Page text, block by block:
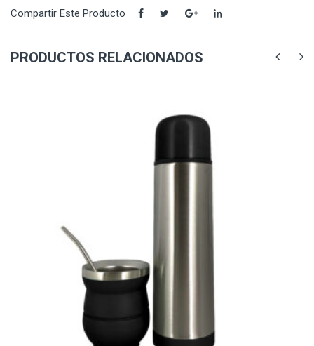
Compartir Este Producto
PRODUCTOS RELACIONADOS